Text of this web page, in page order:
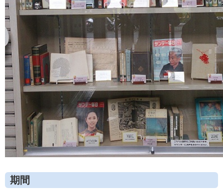
期間